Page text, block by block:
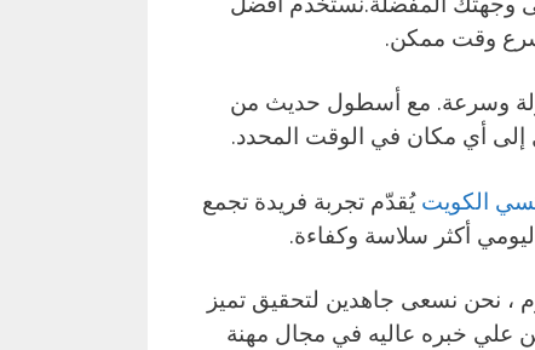
وقت ممكن.
وسرعة. مع أسطول حديث من
أي مكان في الوقت المحدد.
الكويت يُقدّم تجربة فريدة تجمع
أكثر سلاسة وكفاءة.
نحن نسعى جاهدين لتحقيق تميز
علي خبره عاليه في مجال مهنة